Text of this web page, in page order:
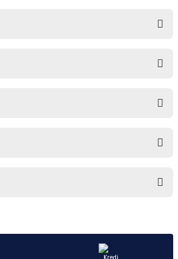
öneri formunu kullanarak tarafımıza
bilgiler bulunuyor.
ilk yorumu siz yapın!